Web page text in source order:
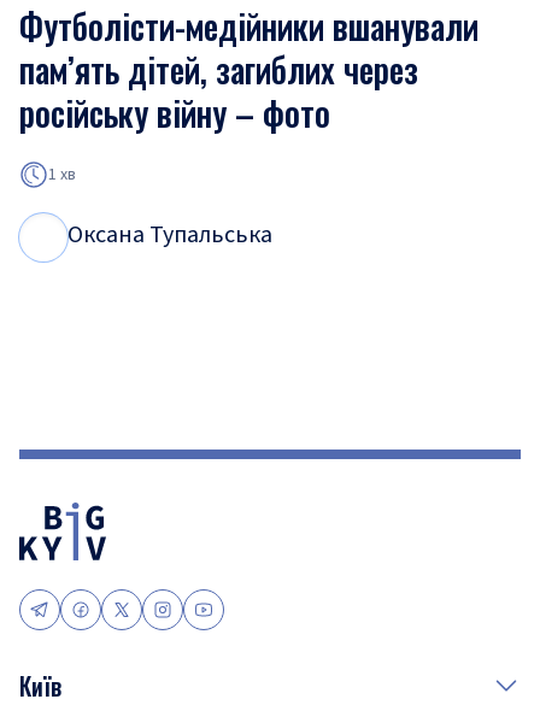
Футболісти-медійники вшанували
пам’ять дітей, загиблих через
російську війну – фото
1 хв
Оксана Тупальська
Київ